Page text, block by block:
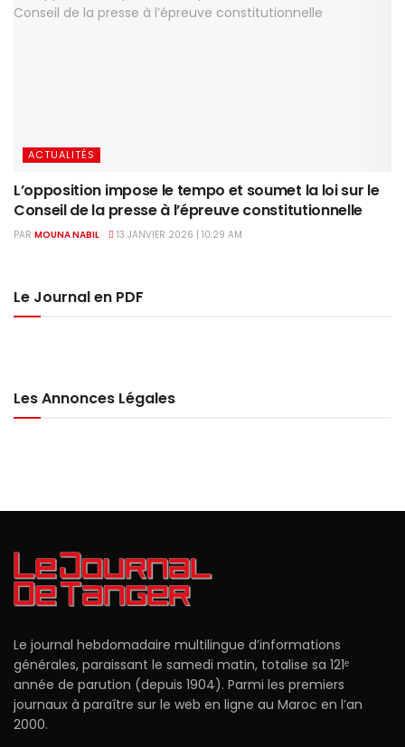
ACTUALITÉS
L’opposition impose le tempo et soumet la loi sur le
Conseil de la presse à l’épreuve constitutionnelle
PAR MOUNA NABIL 13 JANVIER 2026 | 10:29 AM
Le Journal en PDF
Les Annonces Légales
Le journal hebdomadaire multilingue d’informations
générales, paraissant le samedi matin, totalise sa 121ᵉ
année de parution (depuis 1904). Parmi les premiers
journaux à paraître sur le web en ligne au Maroc en l’an
2000.